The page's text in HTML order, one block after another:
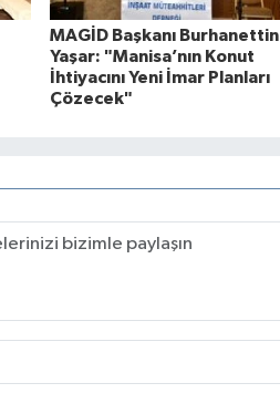
MAGİD Başkanı Burhanettin
Yaşar: "Manisa’nın Konut
İhtiyacını Yeni İmar Planları
Çözecek"